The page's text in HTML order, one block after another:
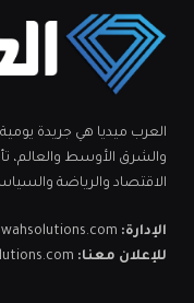
العرب ميديا هي جريدة يومية
الاقتصاد والرياضة
الإدارة:
للإعلان معنا: